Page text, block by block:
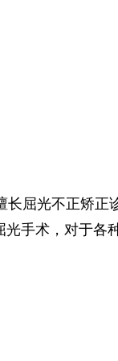
屈光不正矫正
手术，对于各